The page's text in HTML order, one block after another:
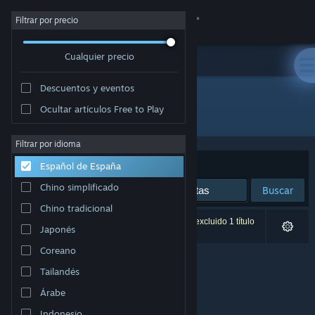
Iniciar sesión
Acerca de
Soporte
Cambiar idioma
Descargar Steam Mobile
Ver versión clásica
Filtrar por precio
Cualquier precio
Descuentos y eventos
Ocultar artículos Free to Play
Filtrar por idioma
Español de España
Chino simplificado
Chino tradicional
Japonés
Coreano
Tailandés
Árabe
Editor: gurkenlabs
Ordenar por Relevancia
Buscar
0 resultados coinciden con la búsqueda. Se ha excluido 1 título
basándose en tus preferencias.